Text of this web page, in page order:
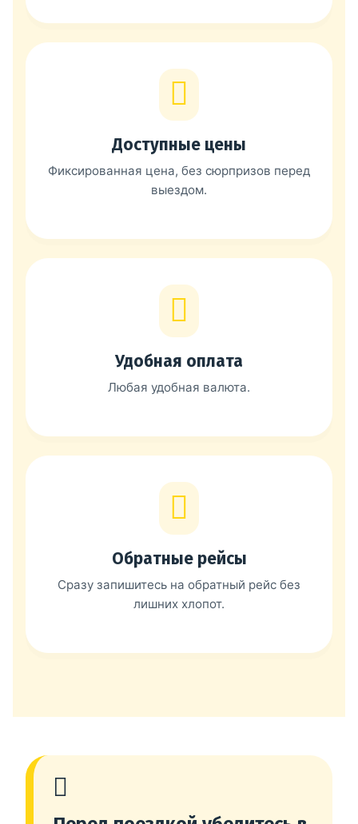
Доступные цены
Фиксированная цена, без сюрпризов перед
выездом.
Удобная оплата
Любая удобная валюта.
Обратные рейсы
Сразу запишитесь на обратный рейс без
лишних хлопот.